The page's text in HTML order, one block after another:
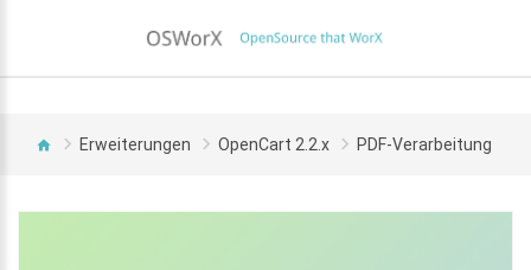
Erweiterungen OpenCart 2.2.x PDF-Verarbeitung